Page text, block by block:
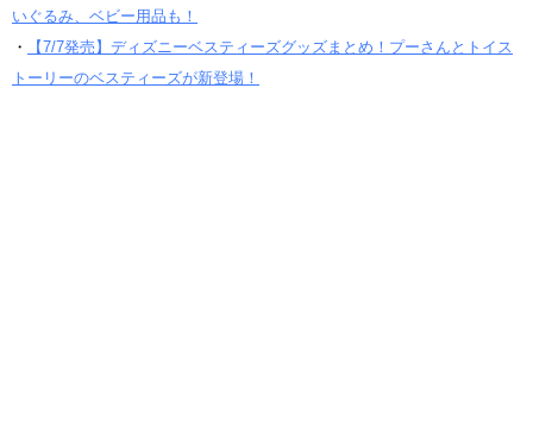
いぐるみ、ベビー用品も！
・
【7/7発売】ディズニーベスティーズグッズまとめ！プーさんとトイス
トーリーのベスティーズが新登場！